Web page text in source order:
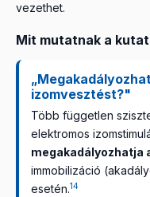
vezethet.
Mit mutatnak a
izomvesztést?"
Több független
elektromos
megakadályozhatja
immobilizáció
esetén.14